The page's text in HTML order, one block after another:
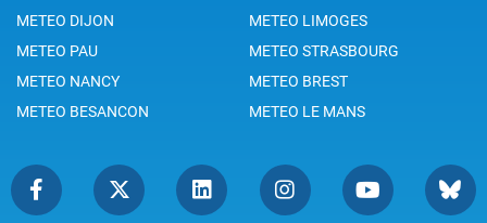
METEO DIJON
METEO LIMOGES
METEO PAU
METEO STRASBOURG
METEO NANCY
METEO BREST
METEO BESANCON
METEO LE MANS